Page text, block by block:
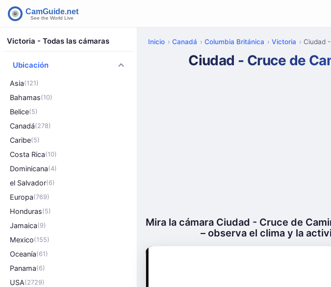
Victoria - Todas las cámaras
Ubicación
Asia(121)
Bahamas(10)
Belice(5)
Canadá(278)
Caribe(5)
Costa Rica(10)
Dominicana(4)
el Salvador(6)
Europa(769)
Honduras(5)
Jamaica(9)
Mexico(155)
Oceanía(61)
Panama(6)
USA(2729)
Inicio Canadá Columbia Británica Victoria Ciudad
Ciudad - Cruce de
Mira la cámara Ciudad - Cruce de
– observa el clima y la